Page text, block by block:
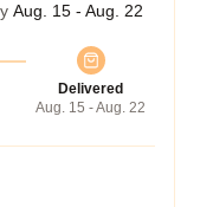
Aug. 15 - Aug. 22
Delivered
Aug. 15 - Aug. 22